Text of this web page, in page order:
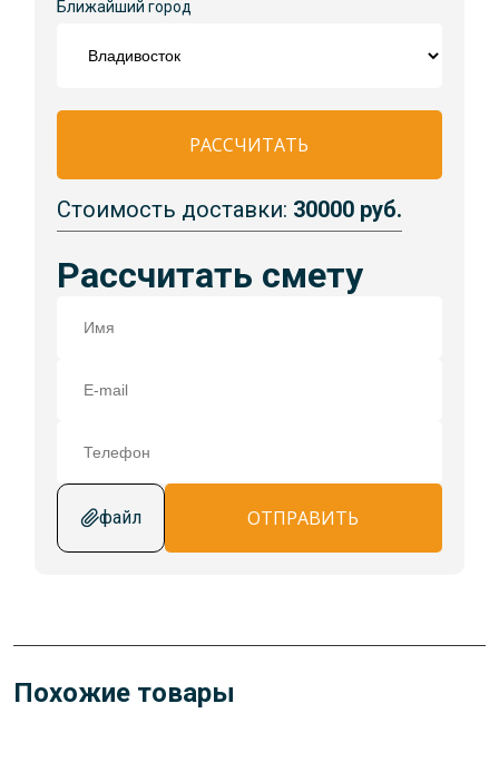
Ближайший город
РАССЧИТАТЬ
Стоимость доставки: 30000 руб.
Рассчитать смету
файл ОТПРАВИТЬ
Похожие товары